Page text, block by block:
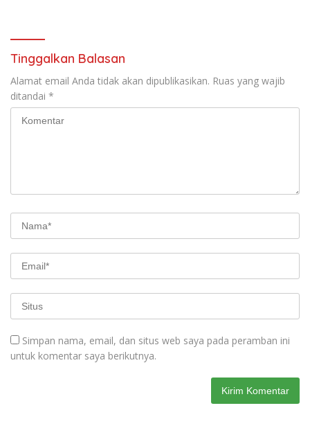
Tinggalkan Balasan
Alamat email Anda tidak akan dipublikasikan. Ruas yang wajib
ditandai *
Simpan nama, email, dan situs web saya pada peramban ini
untuk komentar saya berikutnya.